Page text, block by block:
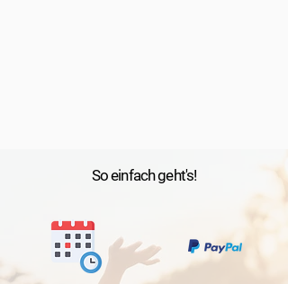
So einfach geht's!